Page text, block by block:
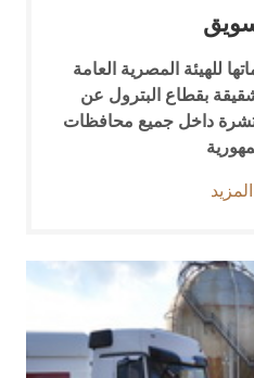
للهيئة المصرية العامة
بقطاع البترول عن
داخل جميع محافظات
المزيد